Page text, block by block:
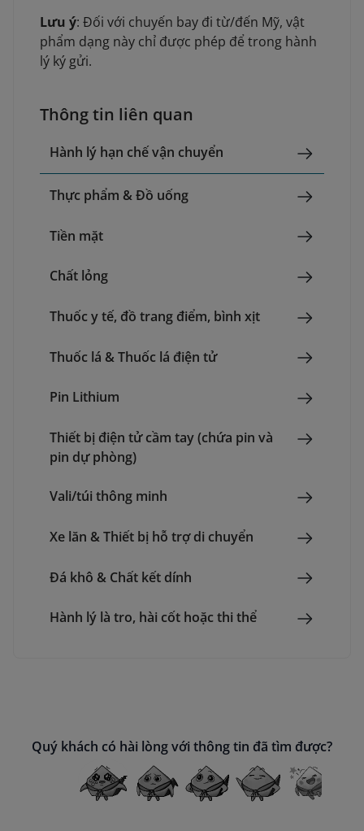
Lưu ý: Đối với chuyến bay đi từ/đến Mỹ, vật
phẩm dạng này chỉ được phép để trong hành
lý ký gửi.
Thông tin liên quan
Hành lý hạn chế vận chuyển
Thực phẩm & Đồ uống
Tiền mặt
Chất lỏng
Thuốc y tế, đồ trang điểm, bình xịt
Thuốc lá & Thuốc lá điện tử
Pin Lithium
Thiết bị điện tử cầm tay (chứa pin và
pin dự phòng)
Vali/túi thông minh
Xe lăn & Thiết bị hỗ trợ di chuyển
Đá khô & Chất kết dính
Hành lý là tro, hài cốt hoặc thi thể
Quý khách có hài lòng với thông tin đã tìm được?